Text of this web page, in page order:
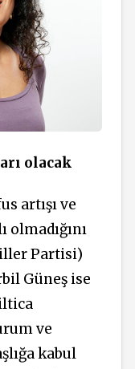
olacak
artışı ve
Partisi)
Güneş ise
ve
kabul